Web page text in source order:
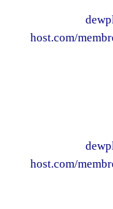
host.com/
host.com/